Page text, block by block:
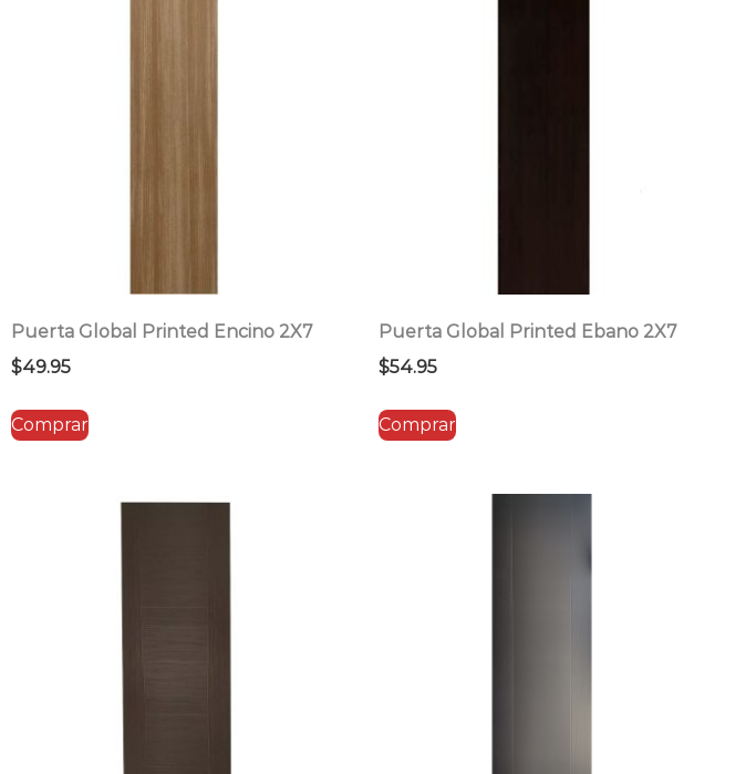
Puerta Global Printed Encino 2X7
$49.95
Comprar
Puerta Global Printed Ebano 2X7
$54.95
Comprar